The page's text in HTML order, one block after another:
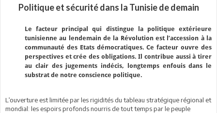
Politique et sécurité dans la Tunisie de demain
Le facteur principal qui distingue la politique extérieure
tunisienne au lendemain de la Révolution est l’accession à la
communauté des Etats démocratiques. Ce facteur ouvre des
perspectives et crée des obligations. Il contribue aussi à tirer
au clair des jugements indécis, longtemps enfouis dans le
substrat de notre conscience politique.
L’ouverture est limitée par les rigidités du tableau stratégique régional et
mondial: les espoirs profonds nourris de tout temps par le peuple